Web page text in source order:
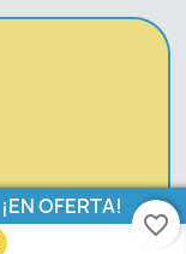
¡EN OFERTA!
favorite_border